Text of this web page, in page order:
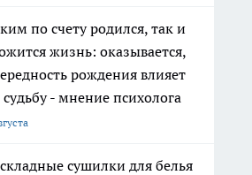
по счету родился, так и
жизнь: оказывается,
рождения влияет
судьбу - мнение психолога
сушилки для белья